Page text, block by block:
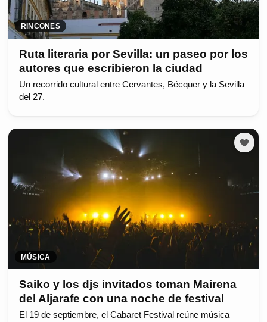
RINCONES
Ruta literaria por Sevilla: un paseo por los
autores que escribieron la ciudad
Un recorrido cultural entre Cervantes, Bécquer y la Sevilla
del 27.
MÚSICA
Saiko y los djs invitados toman Mairena
del Aljarafe con una noche de festival
El 19 de septiembre, el Cabaret Festival reúne música